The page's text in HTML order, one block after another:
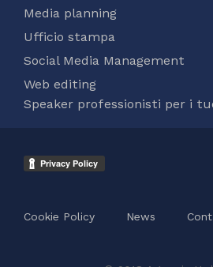
Media planning
Ufficio stampa
Social Media Management
Web editing
Speaker professionisti per i
Cookie Policy News